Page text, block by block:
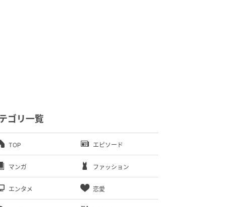
ゴリ一覧
TOP エピソード
マンガ ファッション
エンタメ 恋愛